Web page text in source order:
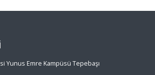
Yunus Emre Kampüsü Tepebaşı